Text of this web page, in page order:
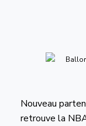
Nouveau
retrouve la